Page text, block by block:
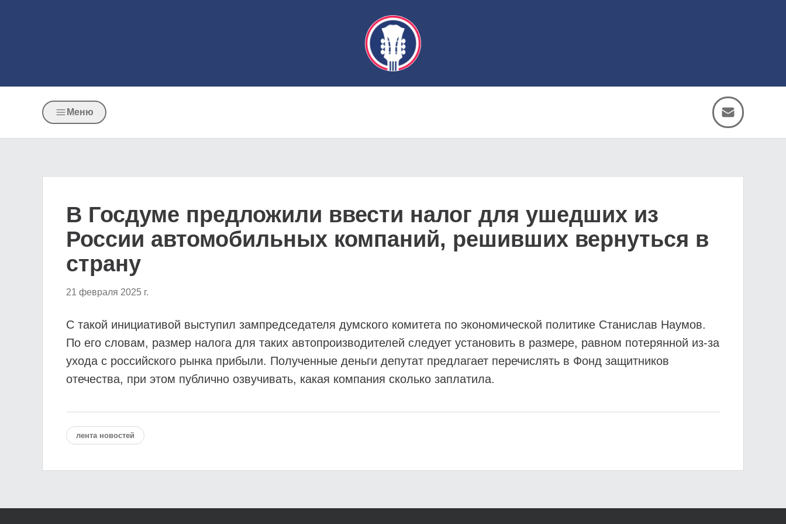
Меню
В Госдуме предложили ввести налог для ушедших из
России автомобильных компаний, решивших вернуться в
страну
21 февраля 2025 г.
С такой инициативой выступил зампредседателя думского комитета по экономической политике Станислав Наумов.
По его словам, размер налога для таких автопроизводителей следует установить в размере, равном потерянной из-за
ухода с российского рынка прибыли. Полученные деньги депутат предлагает перечислять в Фонд защитников
отечества, при этом публично озвучивать, какая компания сколько заплатила.
лента новостей